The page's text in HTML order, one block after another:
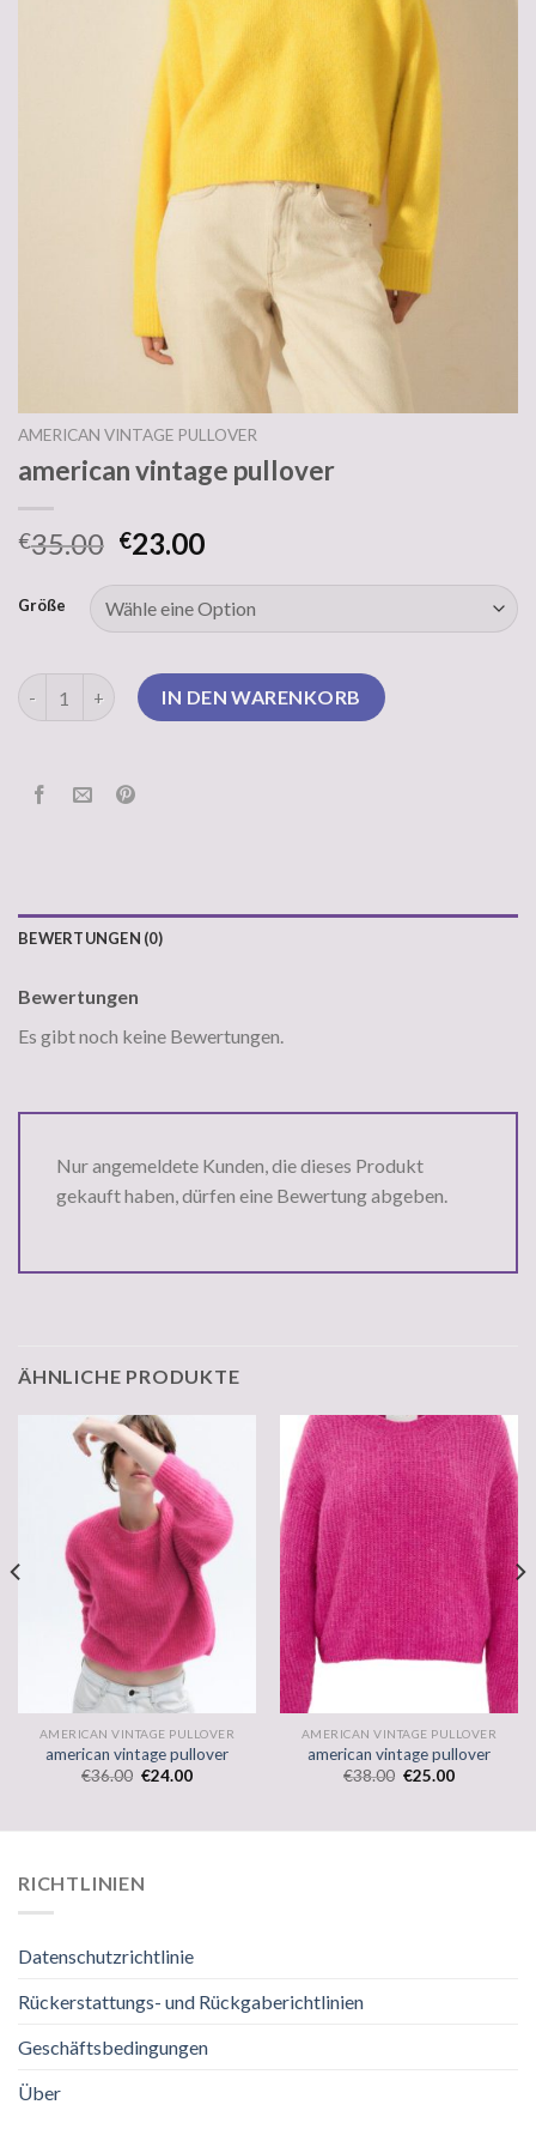
AMERICAN VINTAGE PULLOVER
american vintage pullover
€35.00 €23.00
Größe
american vintage pullover Menge
IN DEN WARENKORB
BEWERTUNGEN (0)
Bewertungen
Es gibt noch keine Bewertungen.
Nur angemeldete Kunden, die dieses Produkt
gekauft haben, dürfen eine Bewertung abgeben.
ÄHNLICHE PRODUKTE
AMERICAN VINTAGE PULLOVER
american vintage pullover
€36.00 €24.00
AMERICAN VINTAGE PULLOVER
american vintage pullover
€38.00 €25.00
RICHTLINIEN
Datenschutzrichtlinie
Rückerstattungs- und Rückgaberichtlinien
Geschäftsbedingungen
Über